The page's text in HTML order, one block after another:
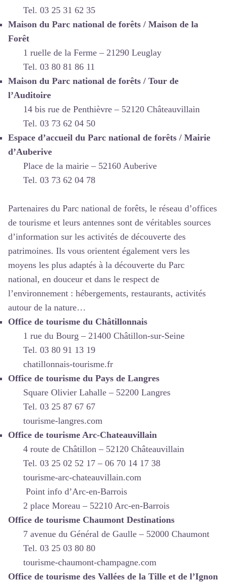
Tel. 03 25 31 62 35
Maison du Parc national de forêts / Maison de la
Forêt
1 ruelle de la Ferme – 21290 Leuglay
Tel. 03 80 81 86 11
Maison du Parc national de forêts / Tour de
l’Auditoire
14 bis rue de Penthièvre – 52120 Châteauvillain
Tel. 03 73 62 04 50
Espace d’accueil du Parc national de forêts / Mairie
d’Auberive
Place de la mairie – 52160 Auberive
Tel. 03 73 62 04 78
Partenaires du Parc national de forêts, le réseau d’offices
de tourisme et leurs antennes sont de véritables sources
d’information sur les activités de découverte des
patrimoines. Ils vous orientent également vers les
moyens les plus adaptés à la découverte du Parc
national, en douceur et dans le respect de
l’environnement : hébergements, restaurants, activités
autour de la nature…
Office de tourisme du Châtillonnais
1 rue du Bourg – 21400 Châtillon-sur-Seine
Tel. 03 80 91 13 19
chatillonnais-tourisme.fr
Office de tourisme du Pays de Langres
Square Olivier Lahalle – 52200 Langres
Tel. 03 25 87 67 67
tourisme-langres.com
Office de tourisme Arc-Chateauvillain
4 route de Châtillon – 52120 Châteauvillain
Tel. 03 25 02 52 17 – 06 70 14 17 38
tourisme-arc-chateauvillain.com
Point info d’Arc-en-Barrois
2 place Moreau – 52210 Arc-en-Barrois
Office de tourisme Chaumont Destinations
7 avenue du Général de Gaulle – 52000 Chaumont
Tel. 03 25 03 80 80
tourisme-chaumont-champagne.com
Office de tourisme des Vallées de la Tille et de l’Ignon